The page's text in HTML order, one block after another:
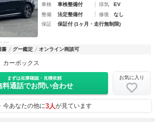
車検
車検整備付 排気
EV
整備
法定整備付 修復
なし
保証
保証付 (1ヶ月・走行無制限)
書 グー鑑定 オンライン商談可
カーボックス
まずは在庫確認・見積依頼
料通話でお問い合わせ
お気に入り
今あなたの他に3人が見ています